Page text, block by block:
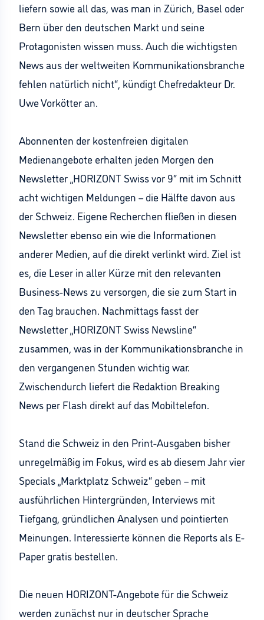
liefern sowie all das, was man in Zürich, Basel oder
Bern über den deutschen Markt und seine
Protagonisten wissen muss. Auch die wichtigsten
News aus der weltweiten Kommunikationsbranche
fehlen natürlich nicht“, kündigt Chefredakteur Dr.
Uwe Vorkötter an.
Abonnenten der kostenfreien digitalen
Medienangebote erhalten jeden Morgen den
Newsletter „HORIZONT Swiss vor 9“ mit im Schnitt
acht wichtigen Meldungen – die Hälfte davon aus
der Schweiz. Eigene Recherchen fließen in diesen
Newsletter ebenso ein wie die Informationen
anderer Medien, auf die direkt verlinkt wird. Ziel ist
es, die Leser in aller Kürze mit den relevanten
Business-News zu versorgen, die sie zum Start in
den Tag brauchen. Nachmittags fasst der
Newsletter „HORIZONT Swiss Newsline“
zusammen, was in der Kommunikationsbranche in
den vergangenen Stunden wichtig war.
Zwischendurch liefert die Redaktion Breaking
News per Flash direkt auf das Mobiltelefon.
Stand die Schweiz in den Print-Ausgaben bisher
unregelmäßig im Fokus, wird es ab diesem Jahr vier
Specials „Marktplatz Schweiz“ geben – mit
ausführlichen Hintergründen, Interviews mit
Tiefgang, gründlichen Analysen und pointierten
Meinungen. Interessierte können die Reports als E-
Paper gratis bestellen.
Die neuen HORIZONT-Angebote für die Schweiz
werden zunächst nur in deutscher Sprache